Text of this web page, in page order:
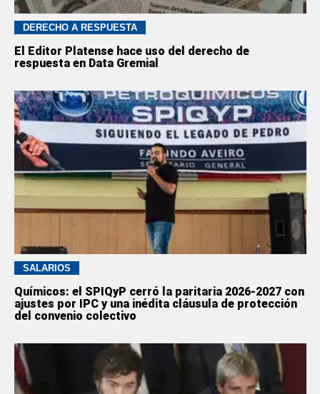
DERECHO A RESPUESTA
El Editor Platense hace uso del derecho de
respuesta en Data Gremial
SALARIOS
Químicos: el SPIQyP cerró la paritaria 2026-2027 con
ajustes por IPC y una inédita cláusula de protección
del convenio colectivo